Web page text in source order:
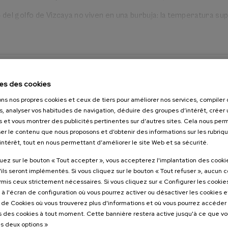
del golfo de Vizcaya no viven en una burbuja: la temperatura
marítimos generan daños recurrentes en puertos,
de Donostia (desde 1946), una de las más antiguas del mundo,
de mitigación y adaptación —protección, acomodación
resulta imprescindible para sostener actividades
ponencia son los sistemas de información. Decidir bien exige
marinas y atmosféricas, satélites, radares de alta frecuencia,
videometría costera y vehículos autónomos. Iniciativas como
de Oceanografía Operacional de Euskadi—, el Observatorio de
500.000 observaciones bajo principios FAIR (datos
y reutilizables), conectados con infraestructuras
Service y EMODnet. Estos sistemas alimentan modelos,
digitales y soluciones basadas en IA que sustentan planes de
de alerta temprana y planeamiento territorial.
un mensaje constructivo: aún estamos a tiempo de evitar los
à
des cookies
nos propres cookies et ceux de tiers pour améliorer nos services, compiler
analyser vos habitudes de navigation, déduire des groupes d’intérêt, créer
et vous montrer des publicités pertinentes sur d’autres sites. Cela nous
le contenu que nous proposons et d’obtenir des informations sur les
tout en nous permettant d’améliorer le site Web et sa sécurité.
sur le bouton « Tout accepter », vous accepterez l'implantation des
seront implémentés. Si vous cliquez sur le bouton « Tout refuser », aucun
ceux strictement nécessaires. Si vous cliquez sur « Configurer les
l'écran de configuration où vous pourrez activer ou désactiver les cookies
Cookies où vous trouverez plus d'informations et où vous pourrez accéder
des cookies à tout moment. Cette bannière restera active jusqu'à ce que
deux options »